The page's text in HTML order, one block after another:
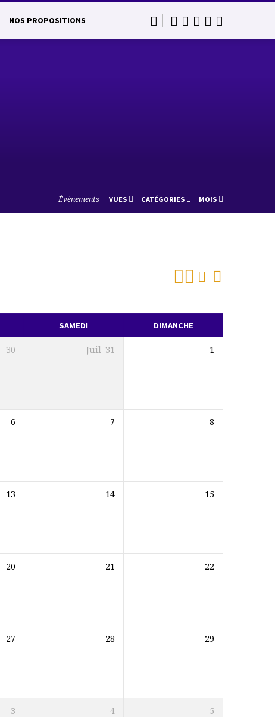
NOS PROPOSITIONS
Évènements VUES CATÉGORIES MOIS
SAMEDI DIMANCHE
30 Juil 31 1
6 7 8
13 14 15
20 21 22
27 28 29
3 4 5